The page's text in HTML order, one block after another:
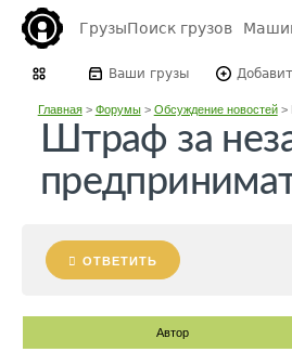
ГрузыПоиск грузов
Ваши грузы
Главная> Форумы> Обсуждение новостей>
Штраф за
ОТВЕТИТЬ
Автор